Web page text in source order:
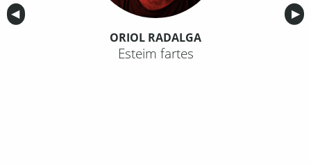
Anterior
◀︎ ▶︎
ORIOL RADALGA
Esteim fartes